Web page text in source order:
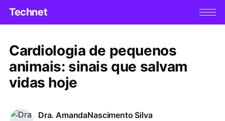
Technet
Cardiologia de pequenos
animais: sinais que salvam
vidas hoje
Dra. AmandaNascimento Silva